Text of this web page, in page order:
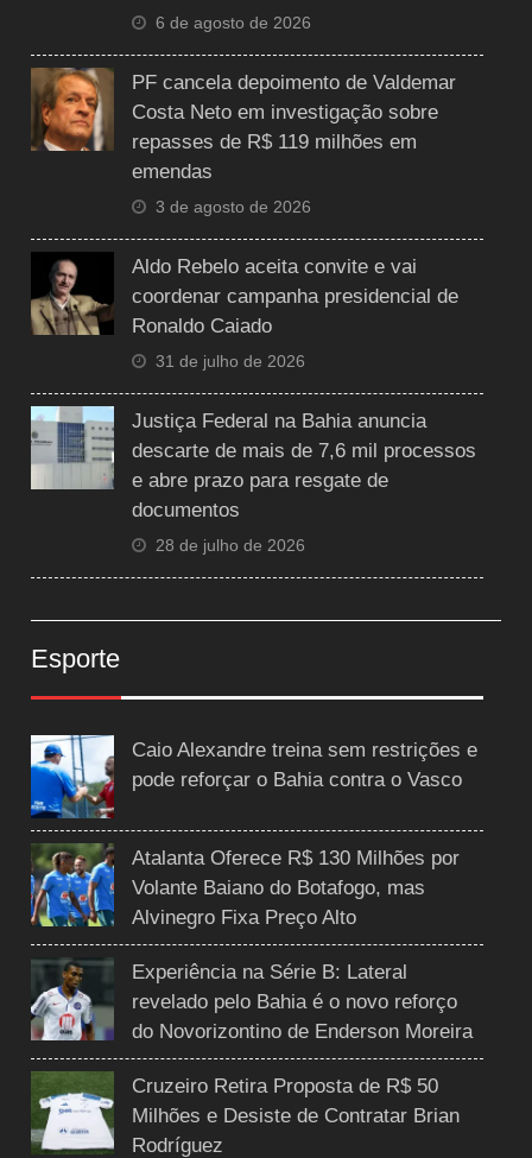
6 de agosto de 2026
PF cancela depoimento de Valdemar
Costa Neto em investigação sobre
repasses de R$ 119 milhões em
emendas
3 de agosto de 2026
Aldo Rebelo aceita convite e vai
coordenar campanha presidencial de
Ronaldo Caiado
31 de julho de 2026
Justiça Federal na Bahia anuncia
descarte de mais de 7,6 mil processos
e abre prazo para resgate de
documentos
28 de julho de 2026
Esporte
Caio Alexandre treina sem restrições e
pode reforçar o Bahia contra o Vasco
Atalanta Oferece R$ 130 Milhões por
Volante Baiano do Botafogo, mas
Alvinegro Fixa Preço Alto
Experiência na Série B: Lateral
revelado pelo Bahia é o novo reforço
do Novorizontino de Enderson Moreira
Cruzeiro Retira Proposta de R$ 50
Milhões e Desiste de Contratar Brian
Rodríguez